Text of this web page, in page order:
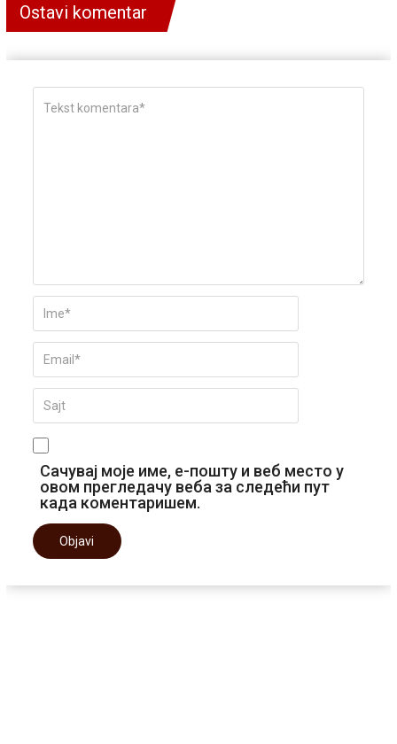
Ostavi komentar
Сачувај моје име, е-пошту и веб место у
овом прегледачу веба за следећи пут
када коментаришем.